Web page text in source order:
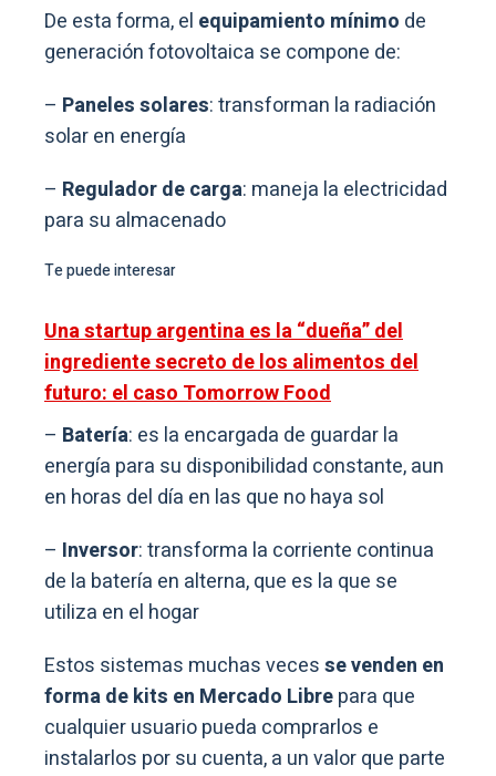
De esta forma, el equipamiento mínimo de
generación fotovoltaica se compone de:
– Paneles solares: transforman la radiación
solar en energía
– Regulador de carga: maneja la electricidad
para su almacenado
Te puede interesar
Una startup argentina es la “dueña” del
ingrediente secreto de los alimentos del
futuro: el caso Tomorrow Food
– Batería: es la encargada de guardar la
energía para su disponibilidad constante, aun
en horas del día en las que no haya sol
– Inversor: transforma la corriente continua
de la batería en alterna, que es la que se
utiliza en el hogar
Estos sistemas muchas vecesse venden en
forma de kits en Mercado Librepara que
cualquier usuario pueda comprarlos e
instalarlos por su cuenta, a un valor que parte